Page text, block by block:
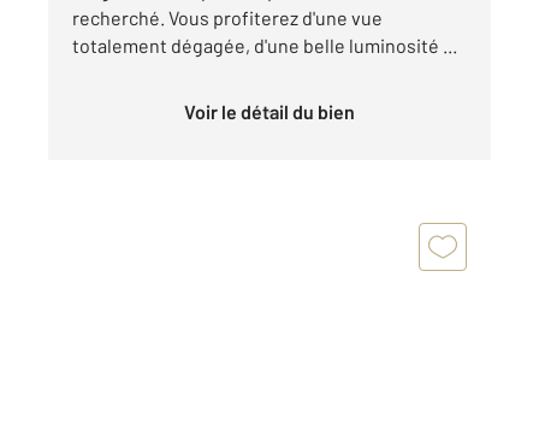
recherché. Vous profiterez d'une vue
totalement dégagée, d'une belle luminosité ...
Voir le détail du bien